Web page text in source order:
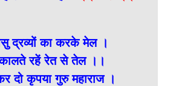
द्रव्यों का करके मेल ।
रहें रेत से तेल ।।
दो कृपया गुरु महाराज ।